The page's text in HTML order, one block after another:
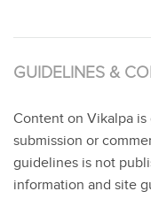
GUIDELINES &
Content on Vikalpa
submission or
guidelines is not
information and site